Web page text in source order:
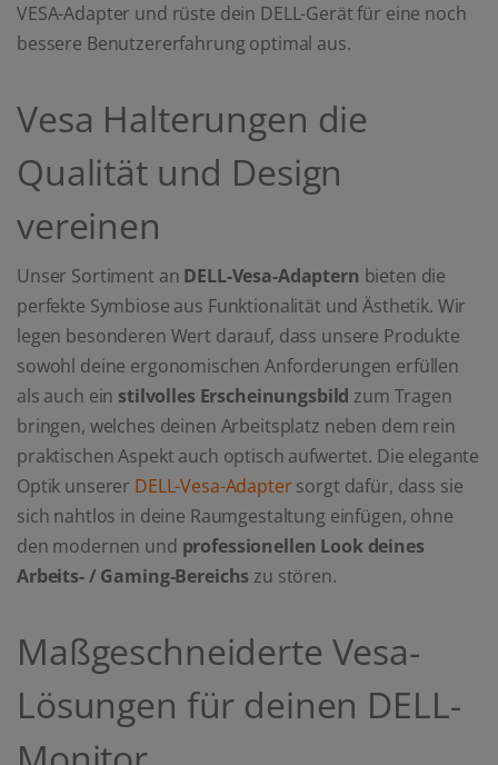
VESA-Adapter und rüste dein DELL-Gerät für eine noch
bessere Benutzererfahrung optimal aus.
Vesa Halterungen die
Qualität und Design
vereinen
Unser Sortiment an DELL-Vesa-Adaptern bieten die
perfekte Symbiose aus Funktionalität und Ästhetik. Wir
legen besonderen Wert darauf, dass unsere Produkte
sowohl deine ergonomischen Anforderungen erfüllen
als auch ein stilvolles Erscheinungsbild zum Tragen
bringen, welches deinen Arbeitsplatz neben dem rein
praktischen Aspekt auch optisch aufwertet. Die elegante
Optik unserer DELL-Vesa-Adaptersorgt dafür, dass sie
sich nahtlos in deine Raumgestaltung einfügen, ohne
den modernen und professionellen Look deines
Arbeits- / Gaming-Bereichs zu stören.
Maßgeschneiderte Vesa-
Lösungen für deinen DELL-